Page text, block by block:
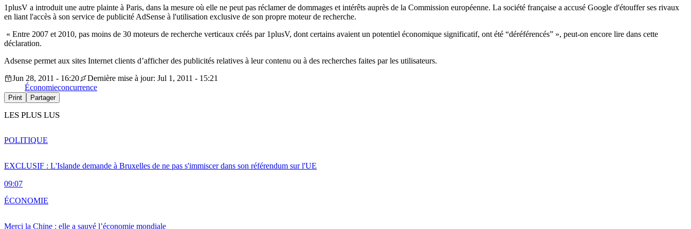
1plusV a introduit une autre plainte à Paris, dans la mesure où elle ne peut pas réclamer de dommages et intérêts auprès de la Commission européenne. La société française a accusé Google d'étouffer ses rivaux
en liant l'accès à son service de publicité AdSense à l'utilisation exclusive de son propre moteur de recherche.
« Entre 2007 et 2010, pas moins de 30 moteurs de recherche verticaux créés par 1plusV, dont certains avaient un potentiel économique significatif, ont été “déréférencés” », peut-on encore lire dans cette
déclaration.
Adsense permet aux sites Internet clients d’afficher des publicités relatives à leur contenu ou à des recherches faites par les utilisateurs.
Jun 28, 2011 - 16:20
Dernière mise à jour: Jul 1, 2011 - 15:21
Économieconcurrence
Print Partager
LES PLUS LUS
EXCLUSIF : L'Islande demande à Bruxelles de ne pas s'immiscer dans son référendum sur l'UE
09:07
POLITIQUE
Merci la Chine : elle a sauvé l’économie mondiale
ÉCONOMIE